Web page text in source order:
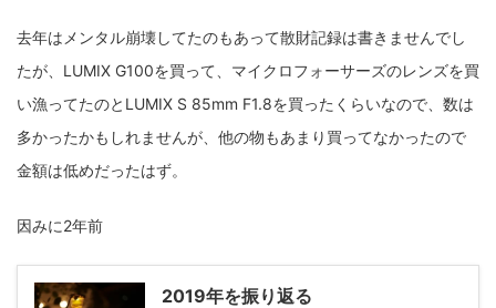
fujifilm game GR III hobby info iPad
OLYMPUS om-1 II OM-3 om-5 II
去年はメンタル崩壊してたのもあって散財記録は書きませんでし
たが、LUMIX G100を買って、マイクロフォーサーズのレンズを買
い漁ってたのとLUMIX S 85mm F1.8を買ったくらいなので、数は
多かったかもしれませんが、他の物もあまり買ってなかったので
金額は低めだったはず。
因みに2年前
2019年を振り返る